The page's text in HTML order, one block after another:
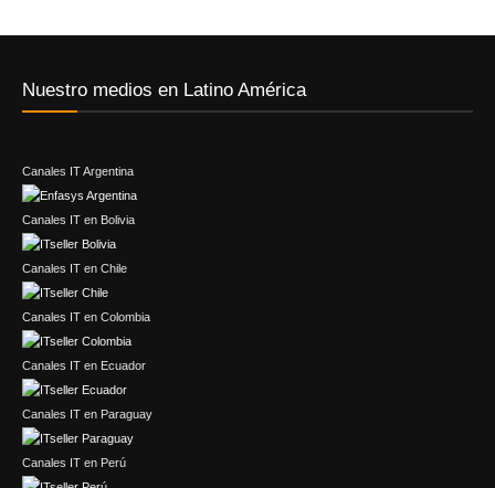
Nuestro medios en Latino América
Canales IT Argentina
Canales IT en Bolivia
Canales IT en Chile
Canales IT en Colombia
Canales IT en Ecuador
Canales IT en Paraguay
Canales IT en Perú